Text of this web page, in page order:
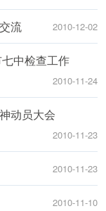
流 2010-12-02
中检查工作
2010-11-24
动员大会
2010-11-23
2010-11-23
2010-11-10